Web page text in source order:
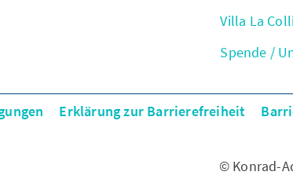
Villa La
Spende /
Erklärung zur Barrierefreiheit
© Konrad-